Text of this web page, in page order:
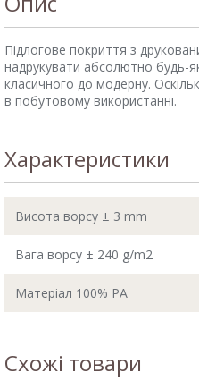
Підлогове покриття з
надрукувати абсолютно будь-
класичного до модерну.
в побутовому використанні.
Характеристики
Висота ворсу ± 3 mm
Вага ворсу ± 240 g/m2
Матеріал 100% PA
Схожі товари